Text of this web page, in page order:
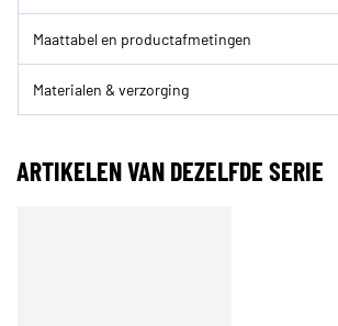
Maattabel en productafmetingen
Materialen & verzorging
ARTIKELEN VAN DEZELFDE SERIE